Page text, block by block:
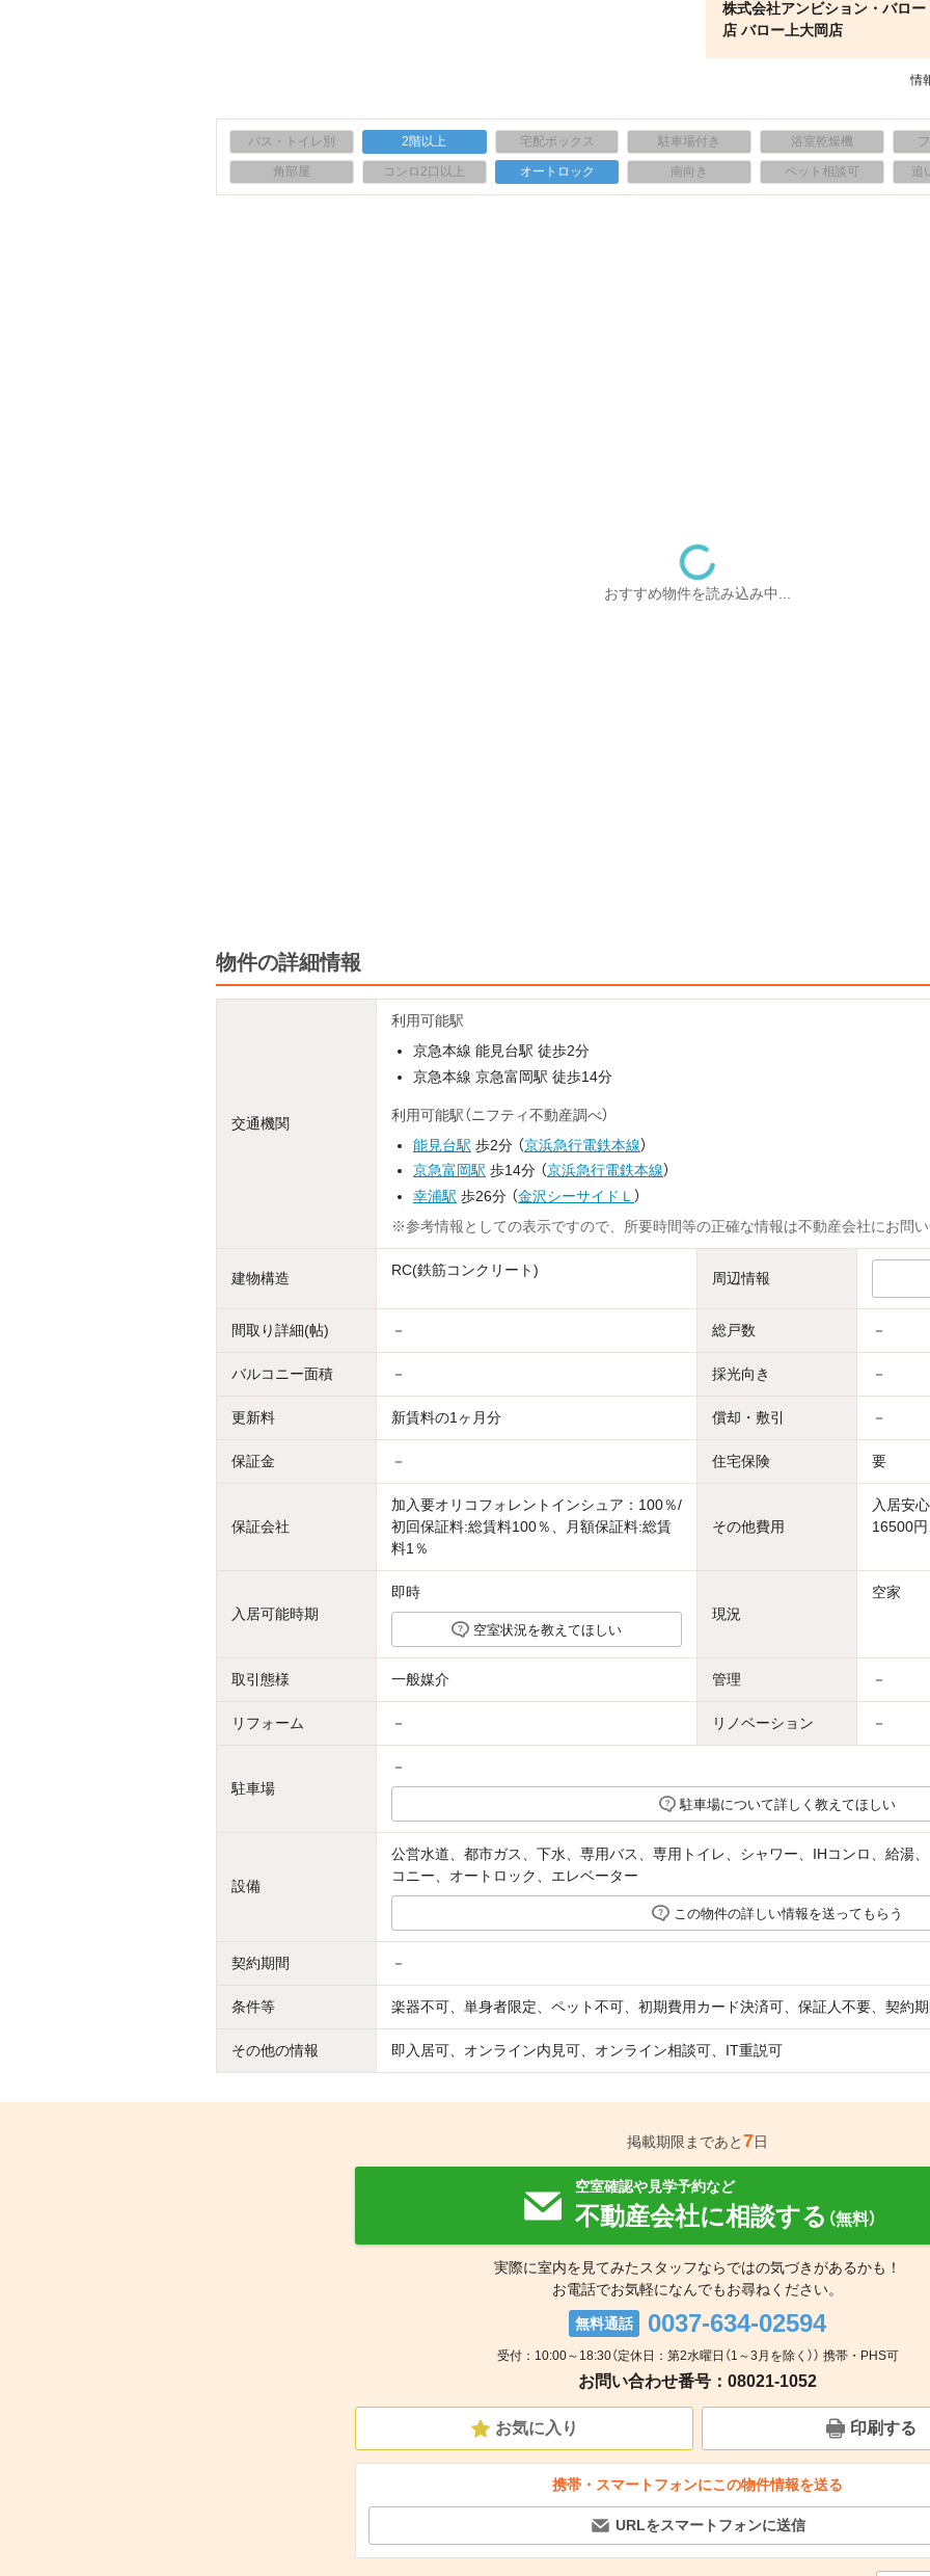
株式会社アンビション・バロ
店 バロー上大岡店
情
バス・トイレ別 2階以上 宅配ボックス 駐車場付き 浴室乾燥機
角部屋 コンロ2口以上 オートロック 南向き ペット相談可 追
おすすめ物件を読み込み中...
物件の詳細情報
交通機関
利用可能駅
京急本線 能見台駅 徒歩2分
京急本線 京急富岡駅 徒歩14分
利用可能駅（ニフティ不動産調べ）
能見台駅 歩2分 （京浜急行電鉄本線）
京急富岡駅 歩14分 （京浜急行電鉄本線）
幸浦駅 歩26分 （金沢シーサイドＬ ）
※参考情報としての表示ですので、所要時間等の正確な情報は不動産会社にお問い
建物構造 RC(鉄筋コンクリート) 周辺情報
間取り詳細(帖) － 総戸数 －
バルコニー面積 － 採光向き －
更新料 新賃料の1ヶ月分 償却・敷引 －
保証金 － 住宅保険 要
保証会社
加入要オリコフォレントインシュア：100％/
初回保証料:総賃料100％、月額保証料:総賃
料1％
その他費用
入居安
16500
入居可能時期
即時
空室状況を教えてほしい
現況
空家
取引態様 一般媒介 管理 －
リフォーム － リノベーション －
駐車場
－
駐車場について詳しく教えてほしい
設備
公営水道、都市ガス、下水、専用バス、専用トイレ、シャワー、IHコンロ、給湯
コニー、オートロック、エレベーター
この物件の詳しい情報を送ってもらう
契約期間 －
条件等 楽器不可、単身者限定、ペット不可、初期費用カード決済可、保証人不要、契約
その他の情報 即入居可、オンライン内見可、オンライン相談可、IT重説可
掲載期限まであと7日
空室確認や見学予約など
不動産会社に相談する （無料）
実際に室内を見てみたスタッフならではの気づきがあるかも！
お電話でお気軽になんでもお尋ねください。
無料通話 0037-634-02594
受付：10:00～18:30（定休日：第2水曜日（1～3月を除く）） 携帯・PHS可
お問い合わせ番号：08021-1052
お気に入り 印刷する
携帯・スマートフォンにこの物件情報を送る
URLをスマートフォンに送信